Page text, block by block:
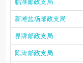
临淮邮政支局
新滩盐场邮政支局
界牌邮政支局
陈涛邮政支局